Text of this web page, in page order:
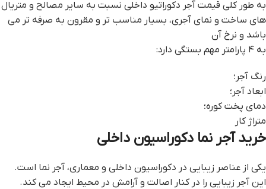
به طور کلی قیمت آجر دکوراتیو داخلی نسبت به سایر مصالح و متریال
های ساخت و نمای آجری، بسیار مناسب تر و مقرون به صرفه تر می
باشد و نرخ آن
به ۴ پارامتر مهم بستگی دارد:
رنگ آجر؛
ابعاد آجر؛
دمای پخت کوره؛
متراژ کار
خرید آجر نما دکوراسیون داخلی
یکی از عناصر زیبایی در دکوراسیون داخلی و معماری، آجر نما است.
این آجر زیبایی را در کنار اصالت و آرامش در محیط ایجاد می کند.